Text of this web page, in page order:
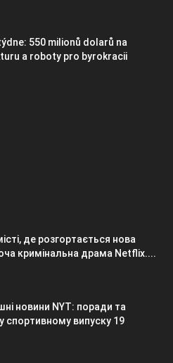
550 milionů dolarů na
a roboty pro byrokracii
де розгортається нова
кримінальна драма Netflix....
новини NYT: поради та
у спортивному випуску 19